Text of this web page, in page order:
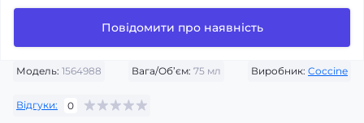
Модель: 1564988 Вага/Об’єм: 75 мл Виробник: Coccine
Відгуки: 0
Повідомити про наявність